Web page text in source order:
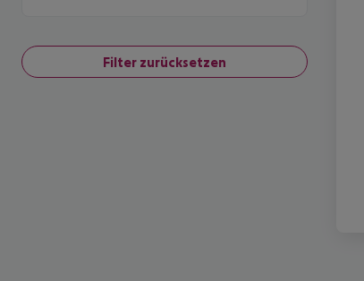
Filter zurücksetzen